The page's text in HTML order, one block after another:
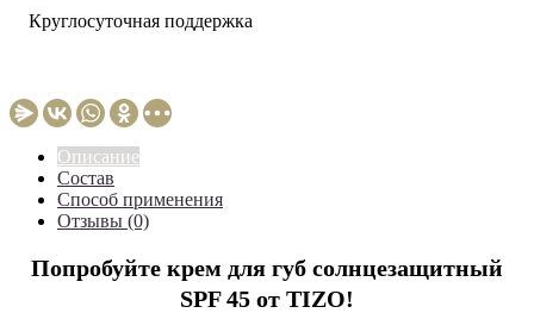
Круглосуточная поддержка
Описание
Состав
Способ применения
Отзывы (0)
Попробуйте крем для губ солнцезащитный
SPF 45 от TIZO!